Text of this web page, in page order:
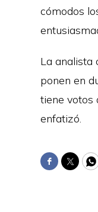
cómodos
La analista
ponen en
tiene votos
enfatizó.
Facebook